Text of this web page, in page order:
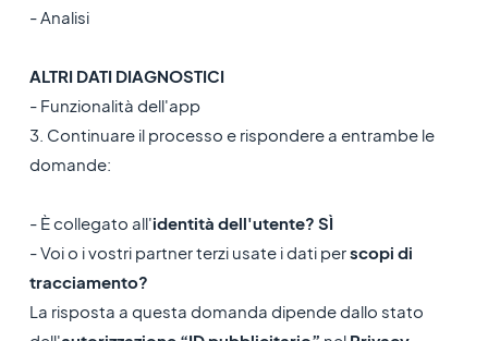
- Analisi
ALTRI DATI DIAGNOSTICI
- Funzionalità dell'app
3. Continuare il processo e rispondere a entrambe le
domande:
- È collegato all'identità dell'utente? SÌ
- Voi o i vostri partner terzi usate i dati perscopi di
tracciamento?
La risposta a questa domanda dipende dallo stato